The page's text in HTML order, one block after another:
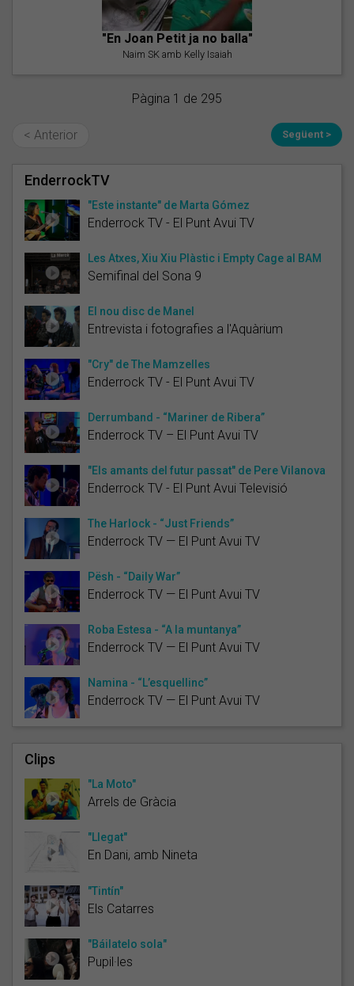
"En Joan Petit ja no balla"
Naim SK amb Kelly Isaiah
Pàgina 1 de 295
< Anterior Següent >
EnderrockTV
"Este instante" de Marta Gómez
Enderrock TV - El Punt Avui TV
Les Atxes, Xiu Xiu Plàstic i Empty Cage al BAM
Semifinal del Sona 9
El nou disc de Manel
Entrevista i fotografies a l'Aquàrium
"Cry" de The Mamzelles
Enderrock TV - El Punt Avui TV
Derrumband - “Mariner de Ribera”
Enderrock TV – El Punt Avui TV
"Els amants del futur passat" de Pere Vilanova
Enderrock TV - El Punt Avui Televisió
The Harlock - “Just Friends”
Enderrock TV — El Punt Avui TV
Pësh - “Daily War”
Enderrock TV — El Punt Avui TV
Roba Estesa - “A la muntanya”
Enderrock TV — El Punt Avui TV
Namina - “L’esquellinc”
Enderrock TV — El Punt Avui TV
Clips
"La Moto"
Arrels de Gràcia
"Llegat"
En Dani, amb Nineta
"Tintín"
Els Catarres
"Báilatelo sola"
Pupil·les